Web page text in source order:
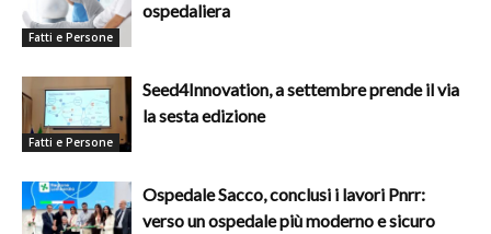
Fatti e Persone
ospedaliera
Fatti e Persone
Seed4Innovation, a settembre prende il via
la sesta edizione
Ospedale Sacco, conclusi i lavori Pnrr:
verso un ospedale più moderno e sicuro